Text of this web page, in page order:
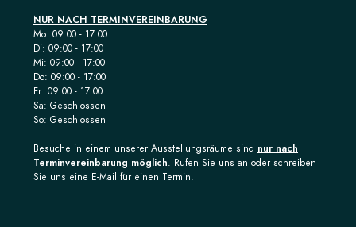
NUR NACH TERMINVEREINBARUNG
Mo: 09:00 - 17:00
Di: 09:00 - 17:00
Mi: 09:00 - 17:00
Do: 09:00 - 17:00
Fr: 09:00 - 17:00
Sa: Geschlossen
So: Geschlossen
Besuche in einem unserer Ausstellungsräume sind nur nach
Terminvereinbarung möglich. Rufen Sie uns an oder schreiben
Sie uns eine E-Mail für einen Termin.